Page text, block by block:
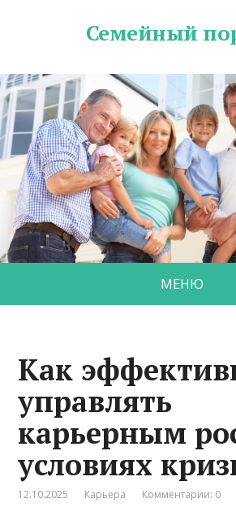
Семейный
МЕНЮ
Как
управлять
карьерным
условиях
12.10.2025 Карьера Комментарии: 0